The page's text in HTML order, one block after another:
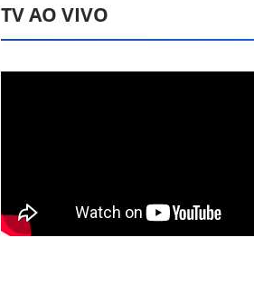
TV AO VIVO